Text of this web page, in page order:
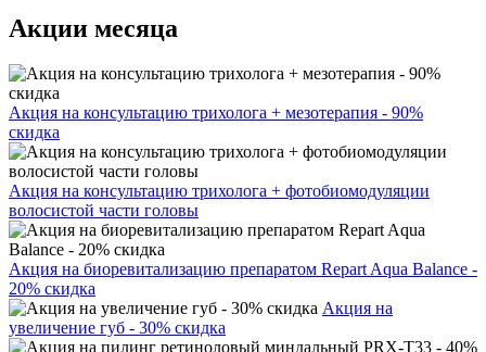
Акции месяца
Акция на консультацию трихолога + мезотерапия - 90%
скидка
Акция на консультацию трихолога + фотобиомодуляции
волосистой части головы
Акция на биоревитализацию препаратом Repart Aqua Balance -
20% скидка
Акция на
увеличение губ - 30% скидка